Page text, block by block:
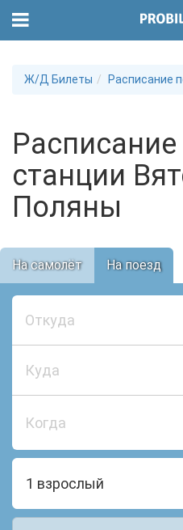
Ж/Д Билеты Расписание
станции
Поляны
На самолёт На поезд
Когда
1 взрослый